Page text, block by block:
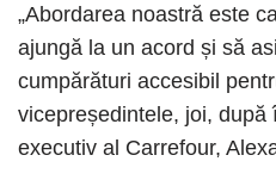
„Abordarea noastră este
ajungă la un acord și să
cumpărături accesibil
vicepreședintele, joi, după
executiv al Carrefour,